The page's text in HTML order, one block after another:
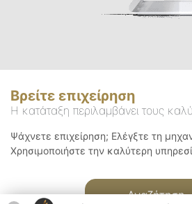
Βρείτε επιχείρηση
Η κατάταξη περιλαμβάνει τους
Ψάχνετε επιχείρηση; Ελέγξτε τη
Χρησιμοποιήστε την καλύτερη
Αναζήτηση